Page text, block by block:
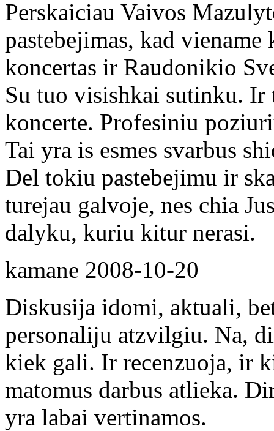
Perskaiciau Vaivos
pastebejimas, kad
koncertas ir Raudonikio
Su tuo visishkai sutinku.
koncerte. Profesiniu
Tai yra is esmes svarbus
Del tokiu pastebejimu ir
turejau galvoje, nes chia
dalyku, kuriu kitur nerasi.
kamane 2008-10-20
Diskusija idomi, aktuali,
personaliju atzvilgiu. Na,
kiek gali. Ir recenzuoja, ir
matomus darbus atlieka.
yra labai vertinamos.